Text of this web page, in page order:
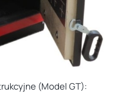
(Model GT):